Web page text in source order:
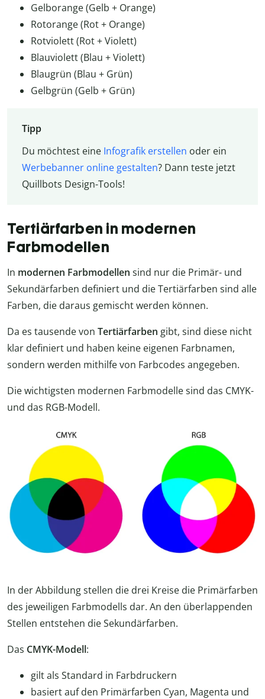
Gelborange (Gelb + Orange)
Rotorange (Rot + Orange)
Rotviolett (Rot + Violett)
Blauviolett (Blau + Violett)
Blaugrün (Blau + Grün)
Gelbgrün (Gelb + Grün)
Tipp
Du möchtest eine Infografik erstellen oder ein
Werbebanner online gestalten? Dann teste jetzt
Quillbots Design-Tools!
Tertiärfarben in modernen
Farbmodellen
In modernen Farbmodellen sind nur die Primär- und
Sekundärfarben definiert und die Tertiärfarben sind alle
Farben, die daraus gemischt werden können.
Da es tausende von Tertiärfarben gibt, sind diese nicht
klar definiert und haben keine eigenen Farbnamen,
sondern werden mithilfe von Farbcodes angegeben.
Die wichtigsten modernen Farbmodelle sind das CMYK-
und das RGB-Modell.
In der Abbildung stellen die drei Kreise die Primärfarben
des jeweiligen Farbmodells dar. An den überlappenden
Stellen entstehen die Sekundärfarben.
Das CMYK-Modell:
gilt als Standard in Farbdruckern
basiert auf den Primärfarben Cyan, Magenta und